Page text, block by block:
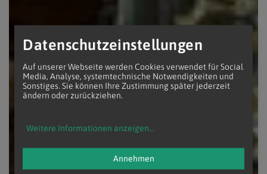
Datenschutzeinstellungen
Auf unserer Webseite werden Cookies verwendet für Social
Media, Analyse, systemtechnische Notwendigkeiten und
Sonstiges. Sie können Ihre Zustimmung später jederzeit
ändern oder zurückziehen.
Weitere Informationen anzeigen...
Annehmen